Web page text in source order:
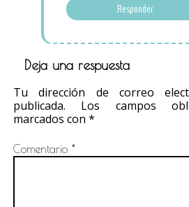
Responder
Deja una respuesta
Tu dirección de correo
publicada.
Los campos
marcados con*
Comentario*